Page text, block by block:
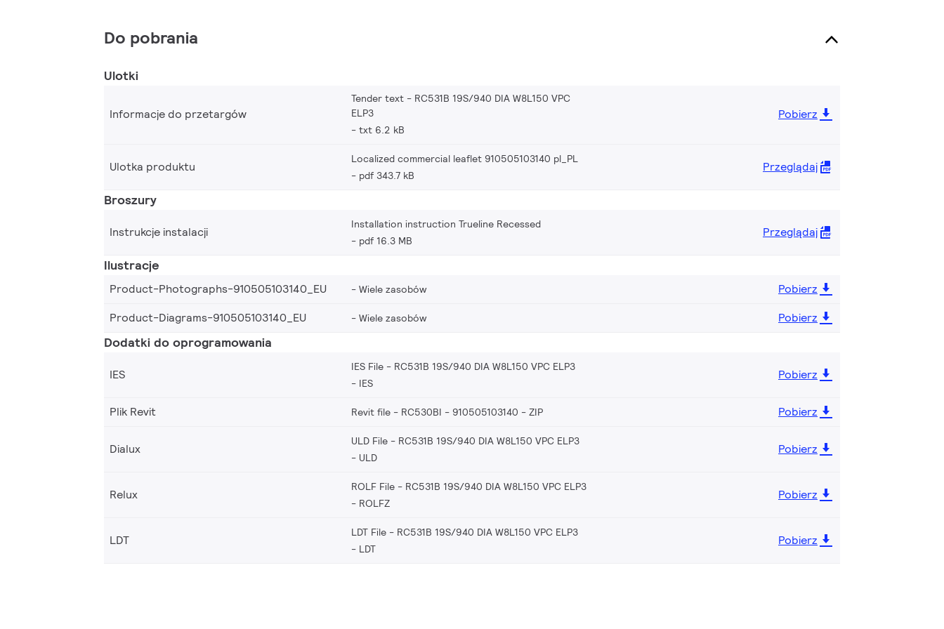
Do pobrania
Ulotki
Informacje do przetargów
Tender text - RC531B 19S/940 DIA W8L150 VPC
ELP3
txt 6.2 kB
Pobierz
Ulotka produktu
Localized commercial leaflet 910505103140 pl_PL
pdf 343.7 kB
Przeglądaj
Broszury
Instrukcje instalacji
Installation instruction Trueline Recessed
pdf 16.3 MB
Przeglądaj
Ilustracje
Product-Photographs-910505103140_EU Wiele zasobów
Pobierz
Product-Diagrams-910505103140_EU
Wiele zasobów Pobierz
Dodatki do oprogramowania
IES
IES File - RC531B 19S/940 DIA W8L150 VPC ELP3
IES
Pobierz
Plik Revit Revit file - RC530BI - 910505103140 ZIP Pobierz
Dialux
ULD File - RC531B 19S/940 DIA W8L150 VPC ELP3
ULD
Pobierz
Relux
ROLF File - RC531B 19S/940 DIA W8L150 VPC ELP3
ROLFZ
Pobierz
LDT
LDT File - RC531B 19S/940 DIA W8L150 VPC ELP3
LDT
Pobierz